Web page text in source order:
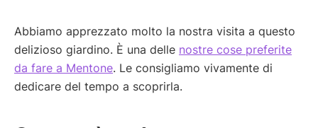
Abbiamo apprezzato molto la nostra visita a questo
delizioso giardino. È una delle nostre cose preferite
da fare a Mentone. Le consigliamo vivamente di
dedicare del tempo a scoprirla.